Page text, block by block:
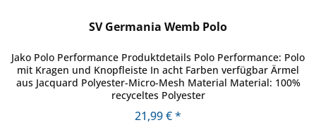
SV Germania Wemb Polo
Jako Polo Performance Produktdetails Polo Performance: Polo
mit Kragen und Knopfleiste In acht Farben verfügbar Ärmel
aus Jacquard Polyester-Micro-Mesh Material Material: 100%
recyceltes Polyester
21,99 € *